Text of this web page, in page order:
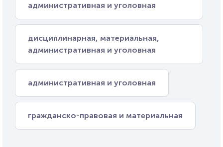
административная и уголовная
дисциплинарная, материальная,
административная и уголовная
административная и уголовная
гражданско-правовая и материальная